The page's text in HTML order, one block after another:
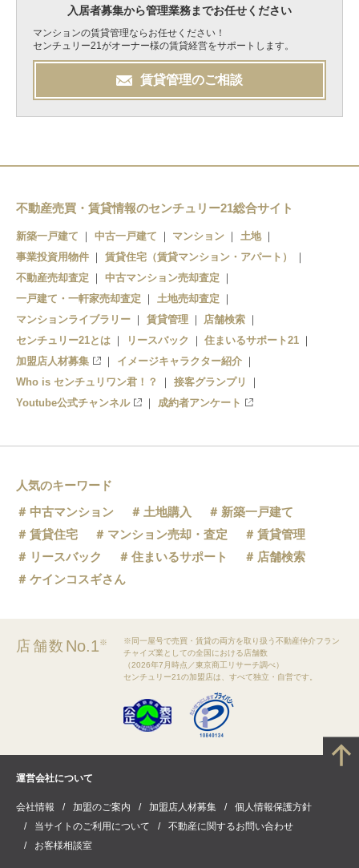
入居者募集から管理業務までお任せください
マンションの賃貸管理ならお任せください！
センチュリー21がオーナー様の賃貸経営をサポートします。
賃貸管理のご相談
不動産売買・賃貸情報のセンチュリー21総合サイト
新築一戸建て 中古一戸建て マンション
土地
事業投資用物件
賃貸住宅（賃貸マンション・アパート）
不動産売却査定
中古マンション売却査定
一戸建て・一軒家売却査定
土地売却査定
マンションライブラリー
賃貸管理
店舗検索
センチュリー21とは
リースバック
住まいるサポート21
加盟店人材募集
イメージキャラクター紹介
Who is センチュリワン君！？
接客グランプリ
Youtube公式チャンネル
成約者アンケート
人気のキーワード
中古マンション
土地購入
新築一戸建て
賃貸住宅
マンション売却・査定
賃貸管理
リースバック
住まいるサポート
店舗検索
ケインコスギさん
店舗数 No.1※
※同一屋号で売買・賃貸の両方を取り扱う不動産仲介フラン
チャイズ業としての全国における店舗数
（2026年7月時点／東京商工リサーチ調べ）
センチュリー21の加盟店は、すべて独立・自営です。
運営会社について
会社情報 加盟のご案内 加盟店人材募集
個人情報保護方針
当サイトのご利用について
不動産に関するお問い合わせ
お客様相談室